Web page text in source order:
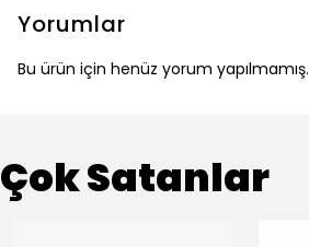
Yorumlar
Bu ürün için henüz yorum yapılmamış.
Çok Satanlar